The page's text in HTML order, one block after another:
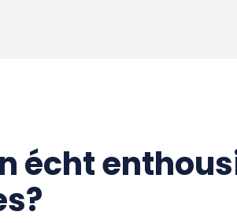
écht